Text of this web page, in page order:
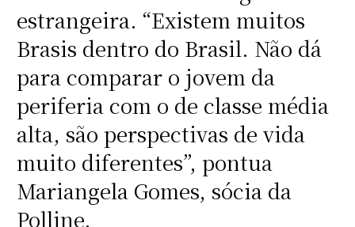
estrangeira. “Existem muitos
Brasis dentro do Brasil. Não dá
para comparar o jovem da
periferia com o de classe média
alta, são perspectivas de vida
muito diferentes”, pontua
Mariangela Gomes, sócia da
Polline.